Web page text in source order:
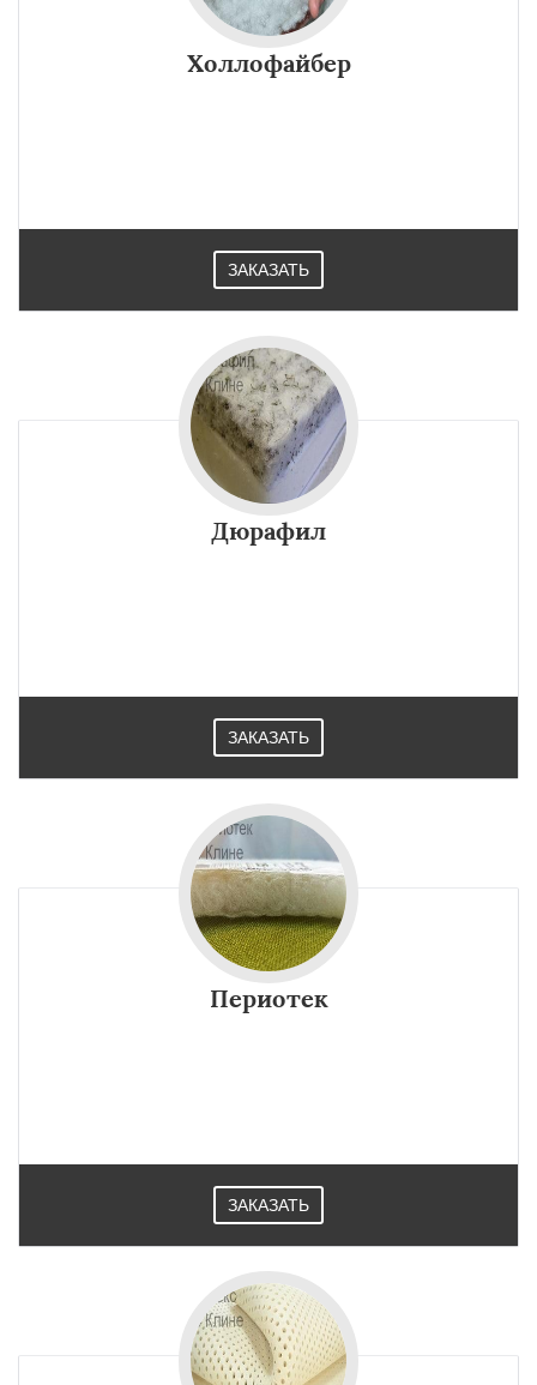
Холлофайбер
ЗАКАЗАТЬ
Дюрафил
ЗАКАЗАТЬ
Периотек
ЗАКАЗАТЬ